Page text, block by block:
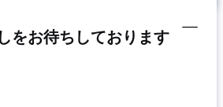
をお待ちしております